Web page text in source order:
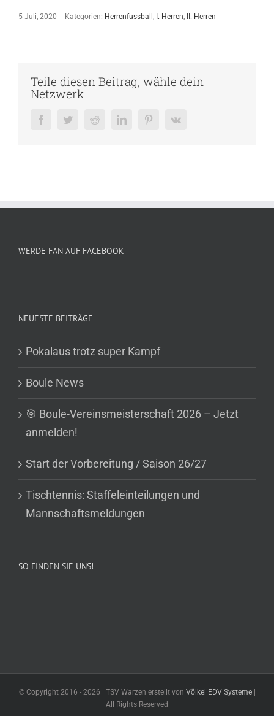
5 Juli, 2020 | Kategorien: Herrenfussball I. Herren II. Herren
Teile diesen Beitrag, wähle dein
Netzwerk
FacebookTwitterRedditLinkedInPinterestVk
WERDE FAN AUF FACEBOOK
NEUESTE BEITRÄGE
Pokalaus trotz super Kampf
Boule News
🎯 Boule-Vereinsmeisterschaft 2026 – Jetzt
anmelden!
Start der Vorbereitung / Saison 26/27
Tischtennis: Staffeleinteilungen und
Mannschaftsmeldungen
SO FINDEN SIE UNS!
© Copyright 2016 - 2026 | TSV Warzen erstellt von Völkel EDV Systeme|
All Rights Reserved